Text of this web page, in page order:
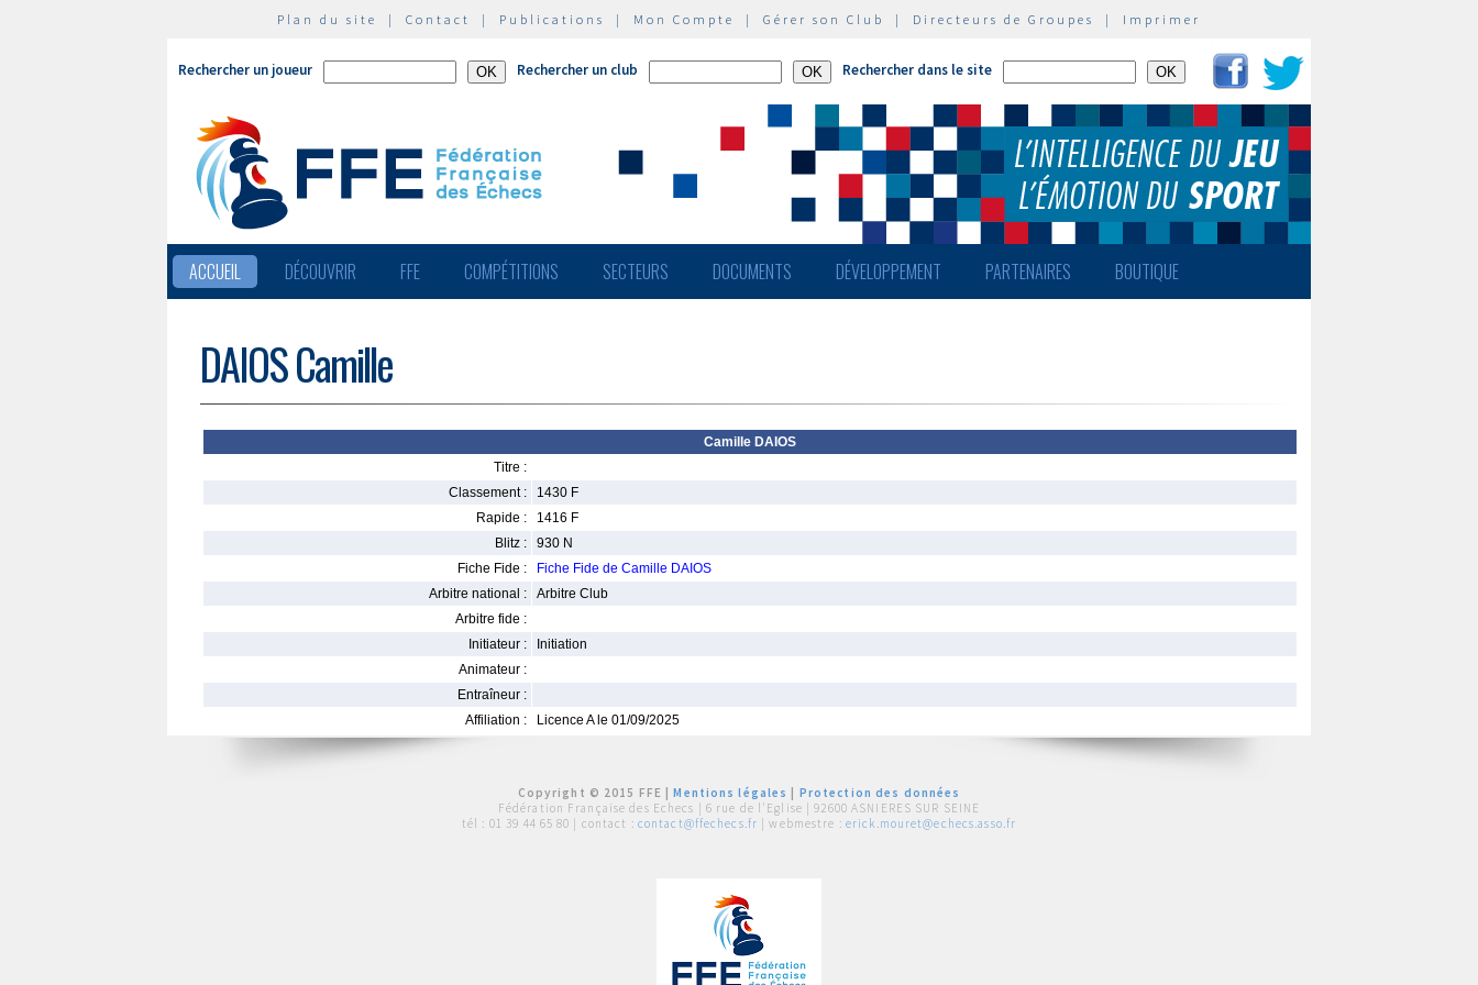
Plan du site | Contact | Publications | Mon Compte | Gérer son Club | Directeurs de Groupes | Imprimer
Rechercher un joueur Rechercher un club Rechercher dans le site
ACCUEIL DÉCOUVRIR FFE COMPÉTITIONS SECTEURS DOCUMENTS DÉVELOPPEMENT PARTENAIRES BOUTIQUE
DAIOS Camille
Camille DAIOS
Titre :
Classement :
1430 F
Rapide :
1416 F
Blitz :
930 N
Fiche Fide :
Fiche Fide de Camille DAIOS
Arbitre national :
Arbitre Club
Arbitre fide :
Initiateur :
Initiation
Animateur :
Entraîneur :
Affiliation :
Licence A le 01/09/2025
Copyright © 2015 FFE |Mentions légales
Protection des données
Fédération Française des Echecs | 6 rue de l'Eglise | 92600 ASNIERES SUR SEINE
tél : 01 39 44 65 80 | contact : contact@ffechecs.fr | webmestre : erick.mouret@echecs.asso.fr